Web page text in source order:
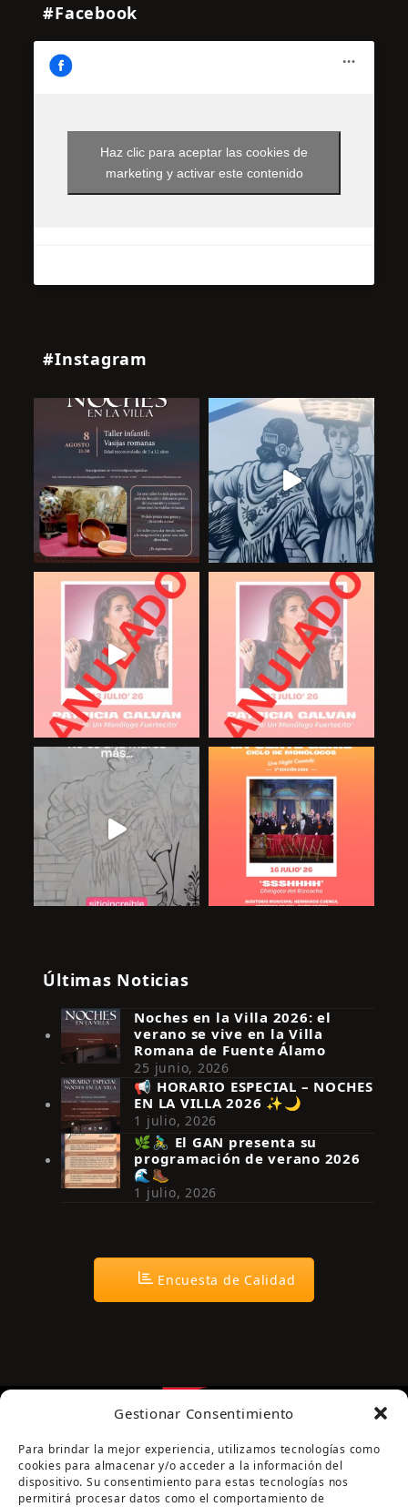
Gestionar Consentimiento
Para brindar la mejor experiencia, utilizamos tecnologías como
cookies para almacenar y/o acceder a la información del
dispositivo. Su consentimiento para estas tecnologías nos
permitirá procesar datos como el comportamiento de
#Facebook
Haz clic para aceptar las cookies de
marketing y activar este contenido
#Instagram
Síguenos en Instagram
Últimas Noticias
Noches en la Villa 2026: el
verano se vive en la Villa
Romana de Fuente Álamo
25 junio, 2026
📢 HORARIO ESPECIAL – NOCHES
EN LA VILLA 2026 ✨🌙
1 julio, 2026
🌿🚴‍♂️ El GAN presenta su
programación de verano 2026
🌊🥾
1 julio, 2026
Encuesta de Calidad